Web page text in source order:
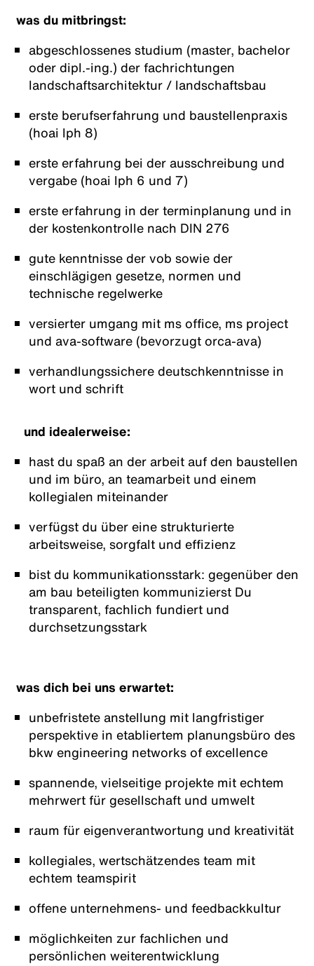
was du mitbringst:
abgeschlossenes studium (master, bachelor
oder dipl.-ing.) der fachrichtungen
landschaftsarchitektur / landschaftsbau
erste berufserfahrung und baustellenpraxis
(hoai lph 8)
erste erfahrung bei der ausschreibung und
vergabe (hoai lph 6 und 7)
erste erfahrung in der terminplanung und in
der kostenkontrolle nach DIN 276
gute kenntnisse der vob sowie der
einschlägigen gesetze, normen und
technische regelwerke
versierter umgang mit ms office, ms project
und ava-software (bevorzugt orca-ava)
verhandlungssichere deutschkenntnisse in
wort und schrift
und idealerweise:
hast du spaß an der arbeit auf den baustellen
und im büro, an teamarbeit und einem
kollegialen miteinander
verfügst du über eine strukturierte
arbeitsweise, sorgfalt und effizienz
bist du kommunikationsstark: gegenüber den
am bau beteiligten kommunizierst Du
transparent, fachlich fundiert und
durchsetzungsstark
was dich bei uns erwartet:
unbefristete anstellung mit langfristiger
perspektive in etabliertem planungsbüro des
bkw engineering networks of excellence
spannende, vielseitige projekte mit echtem
mehrwert für gesellschaft und umwelt
raum für eigenverantwortung und kreativität
kollegiales, wertschätzendes team mit
echtem teamspirit
offene unternehmens- und feedbackkultur
möglichkeiten zur fachlichen und
persönlichen weiterentwicklung